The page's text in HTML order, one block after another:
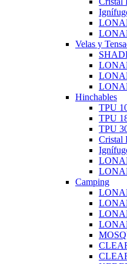
Velas y
Hinchables
TPU
TPU
TPU
Cristal
Camping